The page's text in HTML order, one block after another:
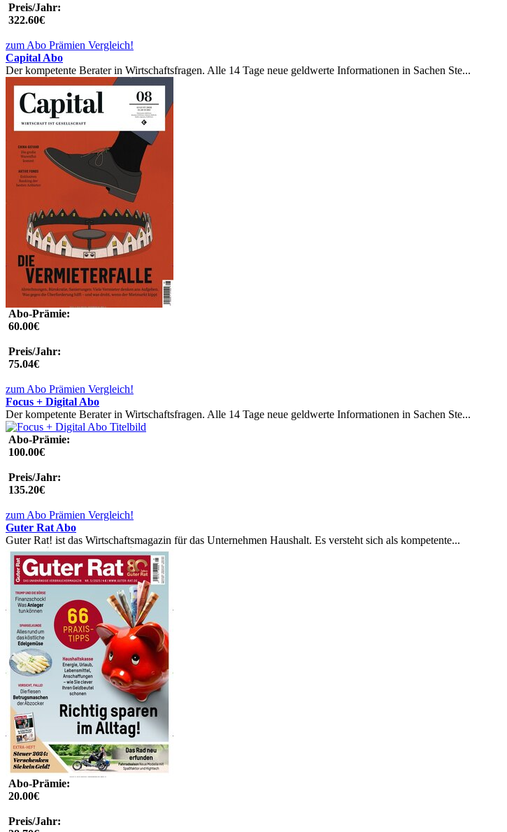
Preis/Jahr:
322.60€
zum Abo Prämien Vergleich!
Capital Abo
Der kompetente Berater in Wirtschaftsfragen. Alle 14 Tage neue geldwerte Informationen in Sachen Ste...
Abo-Prämie:
60.00€
Preis/Jahr:
75.04€
zum Abo Prämien Vergleich!
Focus + Digital Abo
Der kompetente Berater in Wirtschaftsfragen. Alle 14 Tage neue geldwerte Informationen in Sachen Ste...
Abo-Prämie:
100.00€
Preis/Jahr:
135.20€
zum Abo Prämien Vergleich!
Guter Rat Abo
Guter Rat! ist das Wirtschaftsmagazin für das Unternehmen Haushalt. Es versteht sich als kompetente...
Abo-Prämie:
20.00€
Preis/Jahr: